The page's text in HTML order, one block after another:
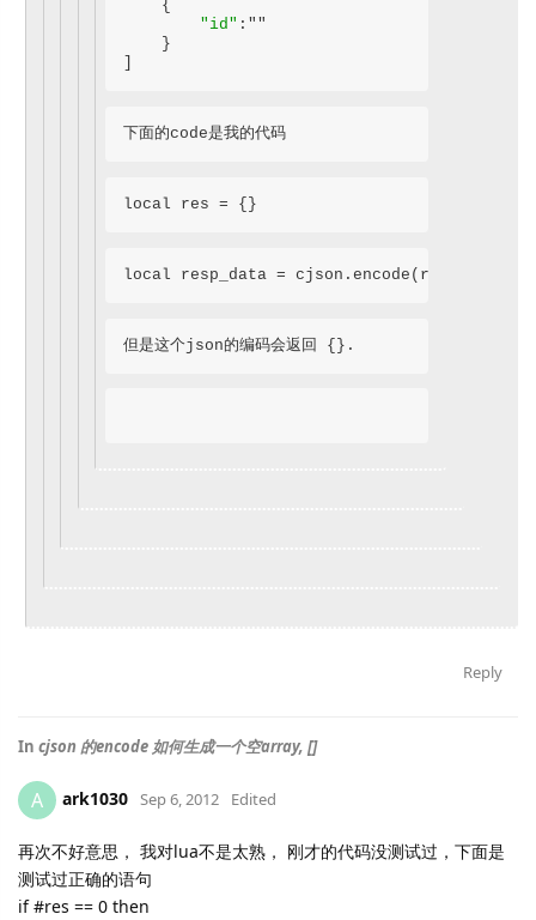
    {
"id" :""
    }
下面的code是我的代码
local res = {}
local resp_data = cjson.encode(res)
但是这个json的编码会返回 {}.
Reply
In cjson 的encode 如何生成一个空array, []
A ark1030 Sep 6, 2012 Edited
再次不好意思， 我对lua不是太熟， 刚才的代码没测试过，下面是
测试过正确的语句
if #res == 0 then